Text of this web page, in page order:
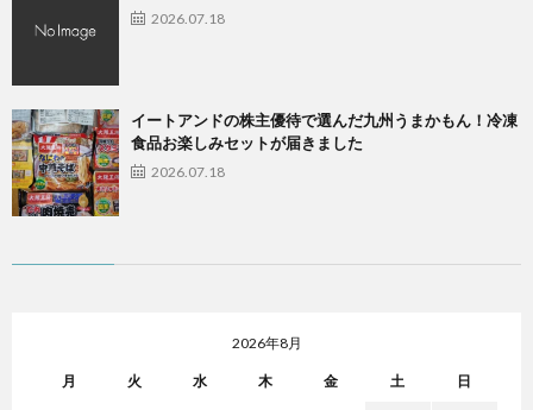
2026.07.18
イートアンドの株主優待で選んだ九州うまかもん！冷凍
食品お楽しみセットが届きました
2026.07.18
2026年8月
月 火 水 木 金 土 日